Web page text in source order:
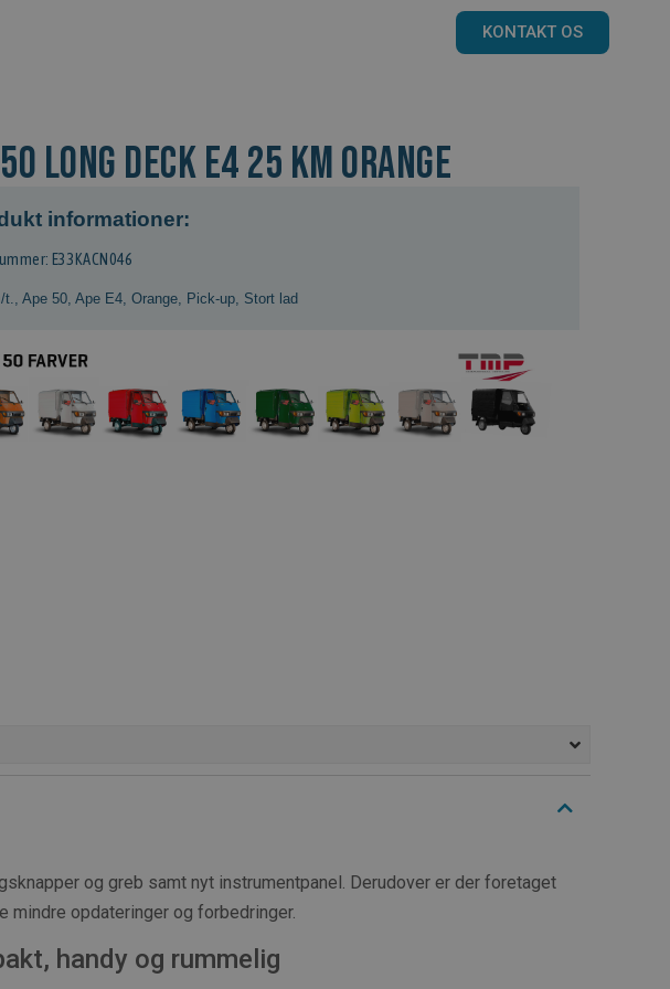
KONTAKT OS
LONG DECK E4 25 KM orange
informationer:
E33KACN046
t. Ape 50 Ape E4 Orange Pick-up Stort lad
og greb samt nyt instrumentpanel. Derudover er der foretaget
mindre opdateringer og forbedringer.
handy og rummelig